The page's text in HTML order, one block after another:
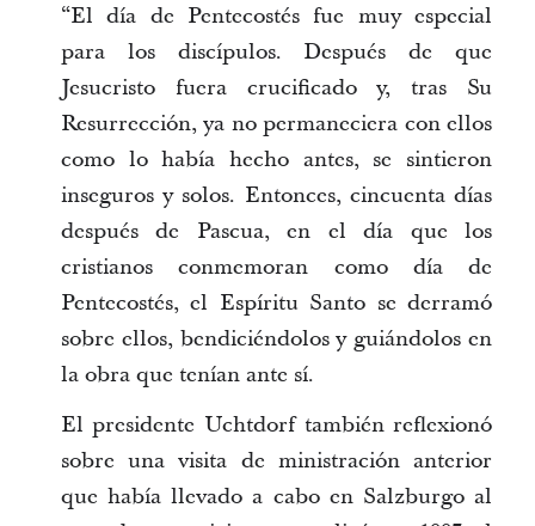
“El día de Pentecostés fue muy especial
para los discípulos. Después de que
Jesucristo fuera crucificado y, tras Su
Resurrección, ya no permaneciera con ellos
como lo había hecho antes, se sintieron
inseguros y solos. Entonces, cincuenta días
después de Pascua, en el día que los
cristianos conmemoran como día de
Pentecostés, el Espíritu Santo se derramó
sobre ellos, bendiciéndolos y guiándolos en
la obra que tenían ante sí.
El presidente Uchtdorf también reflexionó
sobre una visita de ministración anterior
que había llevado a cabo en Salzburgo al